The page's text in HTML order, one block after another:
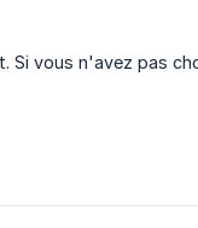
Si vous n'avez pas